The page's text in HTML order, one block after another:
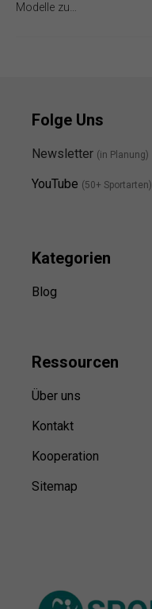
Modelle zu…
Folge Uns
Newsletter (in Planung)
YouTube (50+ Sportarten)
Kategorien
Blog
Ressourcen
Über uns
Kontakt
Kooperation
Sitemap